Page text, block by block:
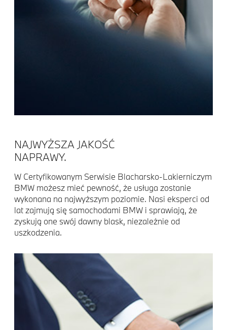
NAJWYŻSZA JAKOŚĆ
NAPRAWY.
W Certyfikowanym Serwisie Blacharsko-Lakierniczym
BMW możesz mieć pewność, że usługa zostanie
wykonana na najwyższym poziomie. Nasi eksperci od
lat zajmują się samochodami BMW i sprawiają, że
zyskują one swój dawny blask, niezależnie od
uszkodzenia.